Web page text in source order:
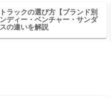
ラックの選び方【ブランド別
ディー・ベンチャー・サンダ
の違いを解説